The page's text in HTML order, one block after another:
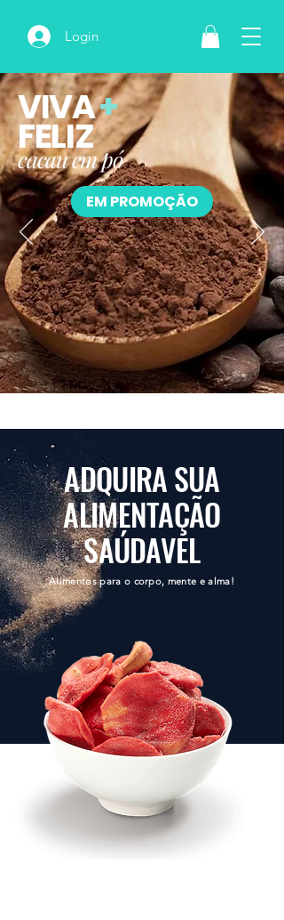
Login
VIVA+
FELIZ
cacau em pó
EM PROMOÇÃO
ADQUIRA SUA
ALIMENTAÇÃO
SAÚDAVEL
Alimentos para o corpo, mente e alma!